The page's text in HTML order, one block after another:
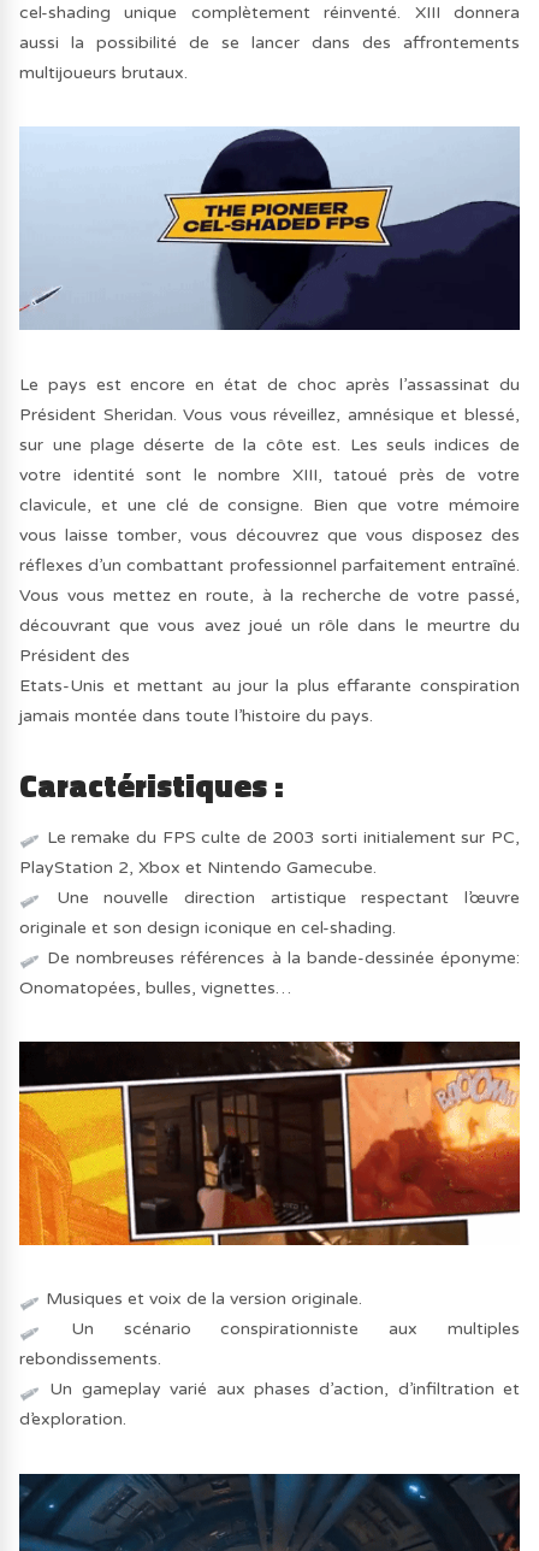
cel-shading unique complètement réinventé. XIII donnera
aussi la possibilité de se lancer dans des affrontements
multijoueurs brutaux.
Le pays est encore en état de choc après l’assassinat du
Président Sheridan. Vous vous réveillez, amnésique et blessé,
sur une plage déserte de la côte est. Les seuls indices de
votre identité sont le nombre XIII, tatoué près de votre
clavicule, et une clé de consigne. Bien que votre mémoire
vous laisse tomber, vous découvrez que vous disposez des
réflexes d’un combattant professionnel parfaitement entraîné.
Vous vous mettez en route, à la recherche de votre passé,
découvrant que vous avez joué un rôle dans le meurtre du
Président des
Etats-Unis et mettant au jour la plus effarante conspiration
jamais montée dans toute l’histoire du pays.
Caractéristiques :
Le remake du FPS culte de 2003 sorti initialement sur PC,
PlayStation 2, Xbox et Nintendo Gamecube.
Une nouvelle direction artistique respectant l’œuvre
originale et son design iconique en cel-shading.
De nombreuses références à la bande-dessinée éponyme:
Onomatopées, bulles, vignettes…
Musiques et voix de la version originale.
Un scénario conspirationniste aux multiples
rebondissements.
Un gameplay varié aux phases d’action, d’infiltration et
d’exploration.